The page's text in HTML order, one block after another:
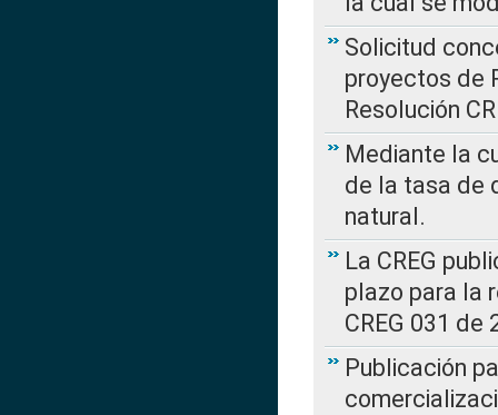
Solicitud
proyectos de
Resolución
Mediante la
de la tasa de
natural.
La CREG
plazo para la
CREG 031 de
Publicación